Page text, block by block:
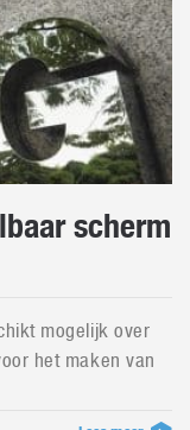
scherm
mogelijk over
het maken van